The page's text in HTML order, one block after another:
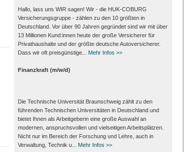
Hallo, lass uns WIR sagen! Wir - die HUK-COBURG
Versicherungsgruppe - zählen zu den 10 größten in
Deutschland. Vor über 90 Jahren gegründet sind wir mit über
13 Millionen Kund:innen heute der große Versicherer für
Privathaushalte und der größte deutsche Autoversicherer.
Dass wir oft preisgünstige...
Mehr Infos >>
Finanzkraft (m/w/d)
Die Technische Universität Braunschweig zählt zu den
führenden Technischen Universitäten in Deutschland und
bietet Ihnen als Arbeit­geberin eine große Auswahl an
modernen, anspruchsvollen und vielseitigen Arbeits­plätzen.
Nicht nur im Bereich der Forschung und Lehre, auch in
Verwaltung, Technik u...
Mehr Infos >>